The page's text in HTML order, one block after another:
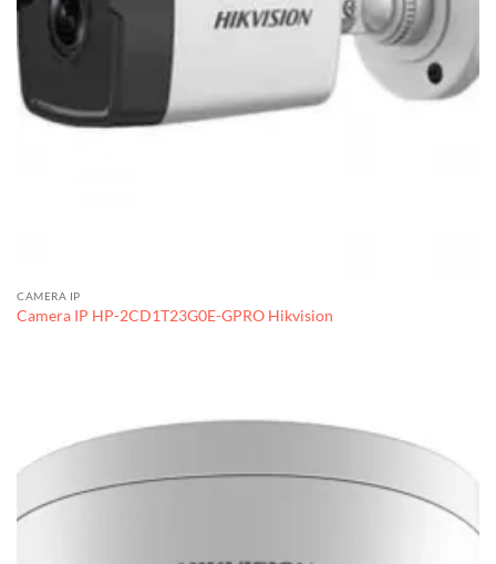
CAMERA IP
Camera IP HP-2CD1T23G0E-GPRO Hikvision